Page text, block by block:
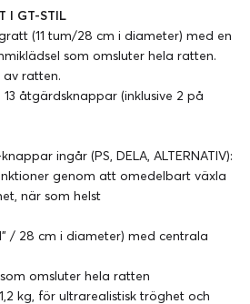
I GT-STIL
(11 tum/28 cm i diameter) med en
som omsluter hela ratten.
ratten.
åtgärdsknappar (inklusive 2 på
ingår (PS, DELA, ALTERNATIV):
genom att omedelbart växla
när som helst
/ 28 cm i diameter) med centrala
omsluter hela ratten
kg, för ultrarealistisk tröghet och